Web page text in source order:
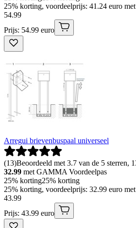
25% korting, voordeelprijs: 41.24 euro
54.99
Prijs: 54.99 euro
Arregui brievenbuspaal universeel
(13)Beoordeeld met 3.7 van de 5 sterren,
32.99 met GAMMA Voordeelpas
25% korting25% korting
25% korting, voordeelprijs: 32.99 euro
43.99
Prijs: 43.99 euro